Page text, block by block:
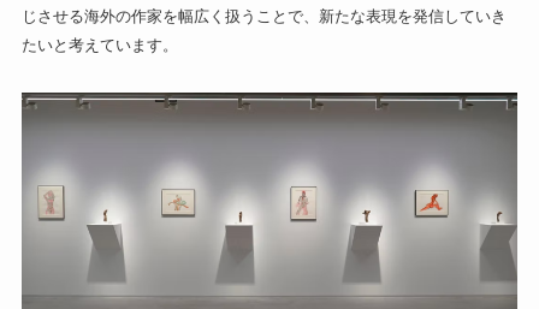
じさせる海外の作家を幅広く扱うことで、新たな表現を発信していき
たいと考えています。